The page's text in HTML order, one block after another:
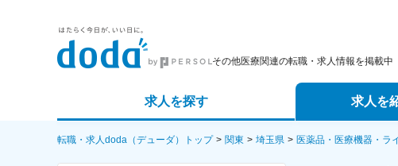
その他医療関連の転職・求人情報を掲載中
求人を探す
詳細条件から探す
求人を
エージェントサ
転職・求人doda（デューダ）トップ 関東 埼玉県 医薬品・医療機器・ラ